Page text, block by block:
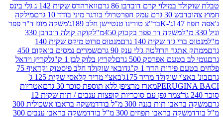
קרם דובדבן 86 גרם
ווארהדס שקית 142 ג גלי בינס
דבש 30 גרם עמק חפר
טרולי בורגר מיני בודד 10 גרם
מילקה
בד"צ טורינו טנטיישן חלב 189ג'
משקה מוגז ד"ר פפר
משקה דר פפר בקבוק 450מ"ל
קוקה קולה דובדבן 330
גוד שקית 140 גרם
מנטוס פרוט מיקס שקית 140
הרולטה ג'לי ענק 90 גרם
שמרים נמסים בואקום 450
אפרסק 500 גרם
לקריץ בלוק לבן 1 ק"ג
לקריץ וידאל
הדר 1 ק"ג
דובאי שוקולד חלב פיסטוק וקדאיף 75
שוקולד מריר 175ג'
באצ'י מריר קלאסי שקית 125 ג'
מארז מרציפן ללא תוספת סוכר 30 גרם
אטריות
צמר גפן עם סוכריות קופצות ענבים / תות שקית 12
תות בננה 300 מ"ל בודד
משקה בראבו אשכולית 300
בראבו תפוזים 300 מ"ל בודד
משקה בראבו ענבים 300